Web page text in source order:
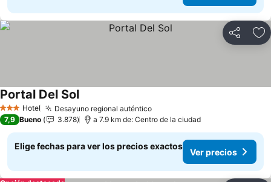
Compartir
3 Estrellas
Hotel Desayuno regional auténticoVer precios
Portal Del SolVer precios
7,9 Bueno 3.878 a 7.9 km de: Centro de la ciudad
Elige fechas para ver los precios exactos
Ver precios